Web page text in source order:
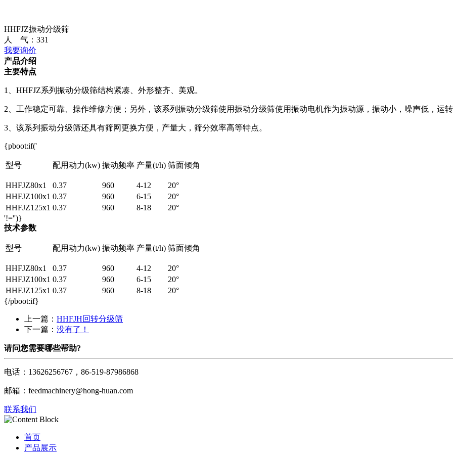
HHFJZ振动分级筛
人 气： 331
我要询价
产品介绍
主要特点
1、HHFJZ系列振动分级筛结构紧凑、外形整齐、美观。
2、工作稳定可靠、操作维修方便；另外，该系列振动分级筛使用振动分级筛使用振动电机作为振动源，振动小，噪声低，运
3、该系列振动分级筛还具有筛网更换方便，产量大，筛分效率高等特点。
{pboot:if('
型号 配用动力(kw) 振动频率 产量(t/h) 筛面倾角
HHFJZ80x1 0.37 960 4-12
20°
HHFJZ100x1 0.37 960 6-15
20°
HHFJZ125x1 0.37 960 8-18
20°
'!='')}
技术参数
型号 配用动力(kw) 振动频率 产量(t/h) 筛面倾角
HHFJZ80x1 0.37 960 4-12
20°
HHFJZ100x1 0.37 960 6-15
20°
HHFJZ125x1 0.37 960 8-18
20°
{/pboot:if}
上一篇： HHFJH回转分级筛
下一篇： 没有了！
请问您需要哪些帮助?
电话：13626256767，86-519-87986868
邮箱：feedmachinery@hong-huan.com
联系我们
首页
产品展示